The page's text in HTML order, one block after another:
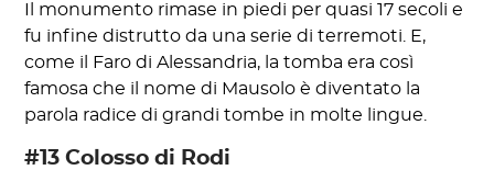
Il monumento rimase in piedi per quasi 17 secoli e
fu infine distrutto da una serie di terremoti. E,
come il Faro di Alessandria, la tomba era così
famosa che il nome di Mausolo è diventato la
parola radice di grandi tombe in molte lingue.
#13 Colosso di Rodi